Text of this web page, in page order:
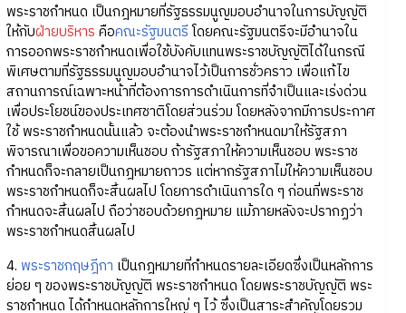
พระราชกำหนด เป็นกฎหมายที่รัฐธรรมนูญมอบอำนาจในการบัญญัติ
ให้กับฝ่ายบริหาร คือคณะรัฐมนตรีโดยคณะรัฐมนตรีจะมีอำนาจใน
การออกพระราชกำหนดเพื่อใช้บังคับแทนพระราชบัญญัติได้ในกรณี
พิเศษตามที่รัฐธรรมนูญมอบอำนาจไว้เป็นการชั่วคราว เพื่อแก้ไข
สถานการณ์เฉพาะหน้าที่ต้องการการดำเนินการที่จำเป็นและเร่งด่วน
เพื่อประโยชน์ของประเทศชาติโดยส่วนร่วม โดยหลังจากมีการประกาศ
ใช้ พระราชกำหนดนั้นแล้ว จะต้องนำพระราชกำหนดมาให้รัฐสภา
พิจารณาเพื่อขอความเห็นชอบ ถ้ารัฐสภาให้ความเห็นชอบ พระราช
กำหนดก็จะกลายเป็นกฎหมายถาวร แต่หากรัฐสภาไม่ให้ความเห็นชอบ
พระราชกำหนดก็จะสิ้นผลไป โดยการดำเนินการใด ๆ ก่อนที่พระราช
กำหนดจะสิ้นผลไป ถือว่าชอบด้วยกฎหมาย แม้ภายหลังจะปรากฏว่า
พระราชกำหนดสิ้นผลไป
4. พระราชกฤษฎีกา เป็นกฎหมายที่กำหนดรายละเอียดซึ่งเป็นหลักการ
ย่อย ๆ ของพระราชบัญญัติ พระราชกำหนด โดยพระราชบัญญัติ พระ
ราชกำหนด ได้กำหนดหลักการใหญ่ ๆ ไว้ ซึ่งเป็นสาระสำคัญโดยรวม